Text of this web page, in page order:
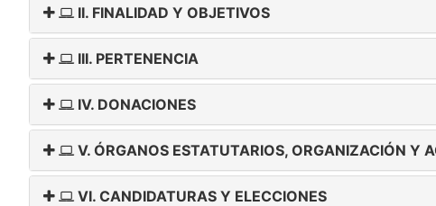
II. FINALIDAD Y OBJETIVOS
III. PERTENENCIA
IV. DONACIONES
V. ÓRGANOS ESTATUTARIOS, ORGANIZACIÓN Y
VI. CANDIDATURAS Y ELECCIONES